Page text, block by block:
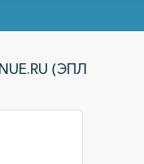
(ЭПЛ